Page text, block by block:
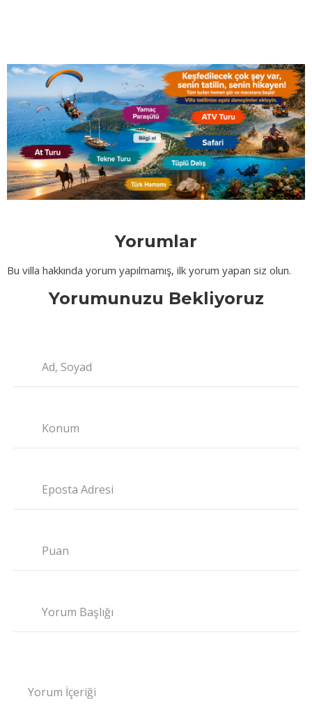
Yorumlar
Bu villa hakkında yorum yapılmamış, ilk yorum yapan siz olun.
Yorumunuzu Bekliyoruz
Ad, Soyad
Konum
Eposta Adresi
Puan
Yorum Başlığı
Yorum İçeriği